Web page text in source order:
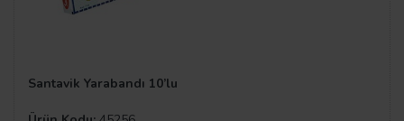
Santavik Yarabandı 10’lu